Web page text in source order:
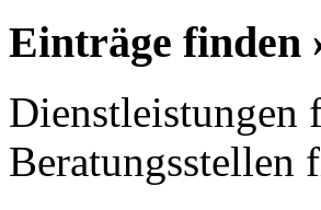
Einträge finden
Dienstleistungen
Beratungsstellen